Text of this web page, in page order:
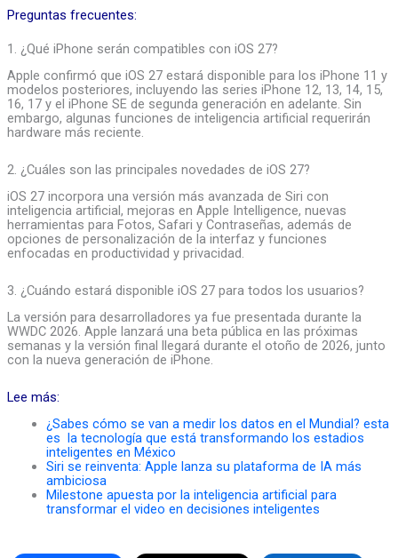
Preguntas frecuentes:
1. ¿Qué iPhone serán compatibles con iOS 27?
Apple confirmó que iOS 27 estará disponible para los iPhone 11 y
modelos posteriores, incluyendo las series iPhone 12, 13, 14, 15,
16, 17 y el iPhone SE de segunda generación en adelante. Sin
embargo, algunas funciones de inteligencia artificial requerirán
hardware más reciente.
2. ¿Cuáles son las principales novedades de iOS 27?
iOS 27 incorpora una versión más avanzada de Siri con
inteligencia artificial, mejoras en Apple Intelligence, nuevas
herramientas para Fotos, Safari y Contraseñas, además de
opciones de personalización de la interfaz y funciones
enfocadas en productividad y privacidad.
3. ¿Cuándo estará disponible iOS 27 para todos los usuarios?
La versión para desarrolladores ya fue presentada durante la
WWDC 2026. Apple lanzará una beta pública en las próximas
semanas y la versión final llegará durante el otoño de 2026, junto
con la nueva generación de iPhone.
Lee más:
¿Sabes cómo se van a medir los datos en el Mundial? esta
es la tecnología que está transformando los estadios
inteligentes en México
Siri se reinventa: Apple lanza su plataforma de IA más
ambiciosa
Milestone apuesta por la inteligencia artificial para
transformar el video en decisiones inteligentes